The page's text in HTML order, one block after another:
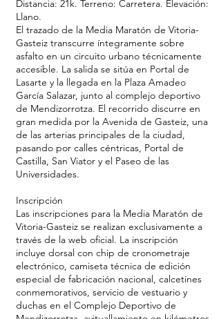
Distancia: 21k. Terreno: Carretera. Elevación:
Llano.
El trazado de la Media Maratón de Vitoria-
Gasteiz transcurre íntegramente sobre
asfalto en un circuito urbano técnicamente
accesible. La salida se sitúa en Portal de
Lasarte y la llegada en la Plaza Amadeo
García Salazar, junto al complejo deportivo
de Mendizorrotza. El recorrido discurre en
gran medida por la Avenida de Gasteiz, una
de las arterias principales de la ciudad,
pasando por calles céntricas, Portal de
Castilla, San Viator y el Paseo de las
Universidades.
Inscripción
Las inscripciones para la Media Maratón de
Vitoria-Gasteiz se realizan exclusivamente a
través de la web oficial. La inscripción
incluye dorsal con chip de cronometraje
electrónico, camiseta técnica de edición
especial de fabricación nacional, calcetines
conmemorativos, servicio de vestuario y
duchas en el Complejo Deportivo de